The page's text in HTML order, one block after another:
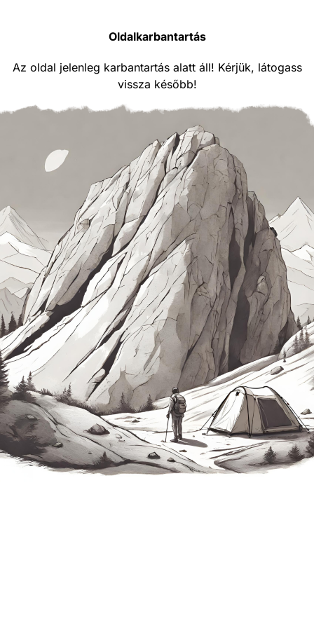
Oldalkarbantartás
Az oldal jelenleg karbantartás alatt áll! Kérjük, látogass
vissza később!